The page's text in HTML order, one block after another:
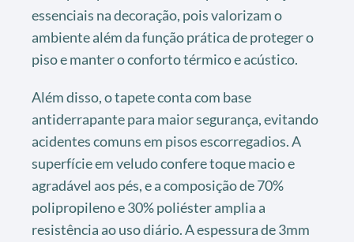
essenciais na decoração, pois valorizam o
ambiente além da função prática de proteger o
piso e manter o conforto térmico e acústico.
Além disso, o tapete conta com base
antiderrapante para maior segurança, evitando
acidentes comuns em pisos escorregadios. A
superfície em veludo confere toque macio e
agradável aos pés, e a composição de 70%
polipropileno e 30% poliéster amplia a
resistência ao uso diário. A espessura de 3mm